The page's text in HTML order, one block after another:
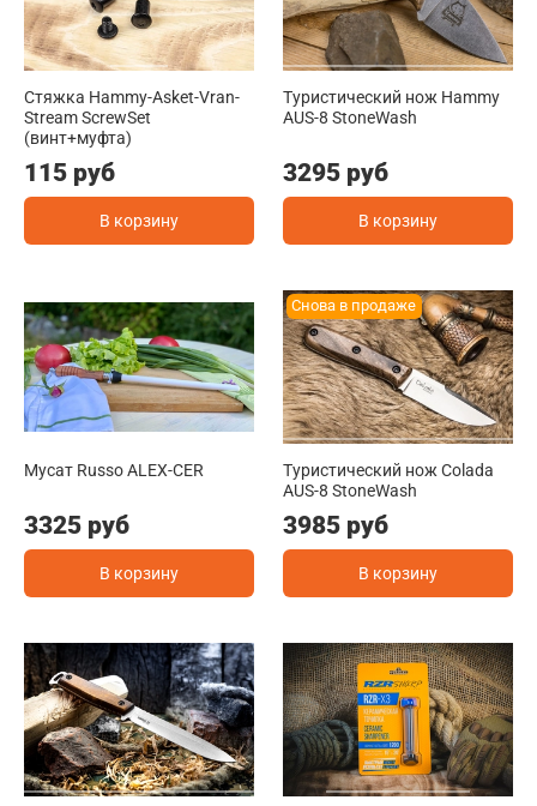
Стяжка Hammy-Asket-Vran-
Stream ScrewSet
(винт+муфта)
115 руб
В корзину
Туристический нож Hammy
AUS-8 StoneWash
3295 руб
В корзину
Мусат Russo ALEX-CER
3325 руб
В корзину
Снова в продаже
Туристический нож Colada
AUS-8 StoneWash
3985 руб
В корзину